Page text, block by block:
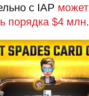
с IAP может
порядка $4 млн.